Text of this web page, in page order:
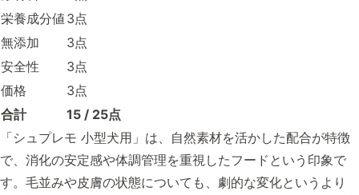
栄養成分値 3点
無添加
3点
安全性
3点
価格
3点
合計
15 / 25点
「シュプレモ 小型犬用」は、自然素材を活かした配合が特徴
で、消化の安定感や体調管理を重視したフードという印象で
す。毛並みや皮膚の状態についても、劇的な変化というより